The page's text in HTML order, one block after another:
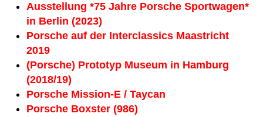
Ausstellung *75 Jahre Porsche Sportwagen*
in Berlin (2023)
Porsche auf der Interclassics Maastricht
2019
(Porsche) Prototyp Museum in Hamburg
(2018/19)
Porsche Mission-E / Taycan
Porsche Boxster (986)